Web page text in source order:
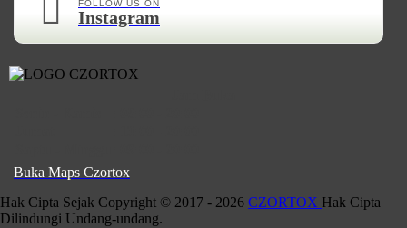
FOLLOW US ON
Instagram
Buka Maps Czortox
Hak Cipta Sejak Copyright © 2017 - 2026 CZORTOX Hak Cipta
Dilindungi Undang-undang.